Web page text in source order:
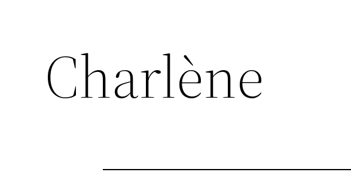
Charlène